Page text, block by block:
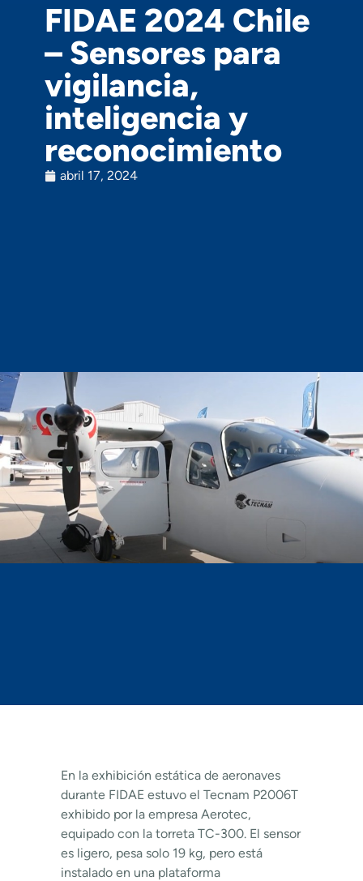
FIDAE 2024 Chile
– Sensores para
vigilancia,
inteligencia y
reconocimiento
abril 17, 2024
En la exhibición estática de aeronaves
durante FIDAE estuvo el Tecnam P2006T
exhibido por la empresa Aerotec,
equipado con la torreta TC-300. El sensor
es ligero, pesa solo 19 kg, pero está
instalado en una plataforma